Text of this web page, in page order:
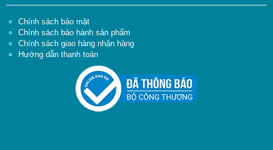
Chính sách bảo mật
Chính sách bảo hành sản phẩm
Chính sách giao hàng nhận hàng
Hướng dẫn thanh toán